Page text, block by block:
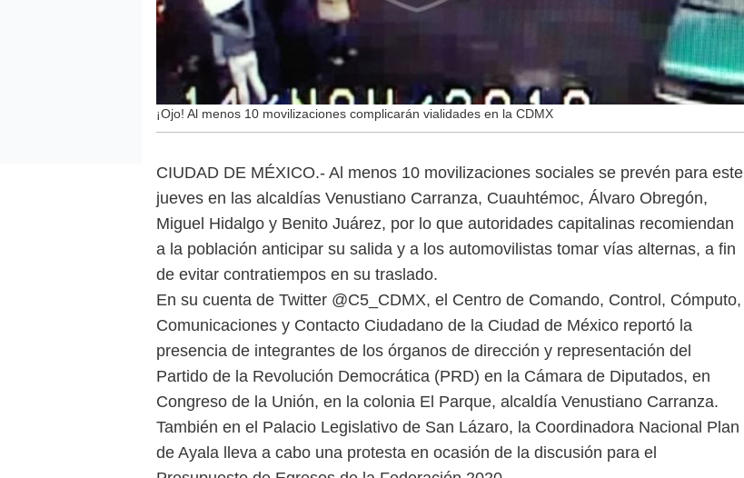
¡Ojo! Al menos 10 movilizaciones complicarán vialidades en la CDMX
CIUDAD DE MÉXICO.- Al menos 10 movilizaciones sociales se prevén para este
jueves en las alcaldías Venustiano Carranza, Cuauhtémoc, Álvaro Obregón,
Miguel Hidalgo y Benito Juárez, por lo que autoridades capitalinas recomiendan
a la población anticipar su salida y a los automovilistas tomar vías alternas, a fin
de evitar contratiempos en su traslado.
En su cuenta de Twitter @C5_CDMX, el Centro de Comando, Control, Cómputo,
Comunicaciones y Contacto Ciudadano de la Ciudad de México reportó la
presencia de integrantes de los órganos de dirección y representación del
Partido de la Revolución Democrática (PRD) en la Cámara de Diputados, en
Congreso de la Unión, en la colonia El Parque, alcaldía Venustiano Carranza.
También en el Palacio Legislativo de San Lázaro, la Coordinadora Nacional Plan
de Ayala lleva a cabo una protesta en ocasión de la discusión para el